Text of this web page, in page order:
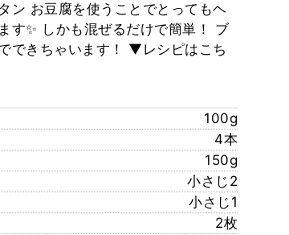
ン お豆腐を使うことでとってもヘ
す✨️ しかも混ぜるだけで簡単！ ブ
できちゃいます！ ▼レシピはこち
100g
4本
150g
小さじ2
小さじ1
2枚